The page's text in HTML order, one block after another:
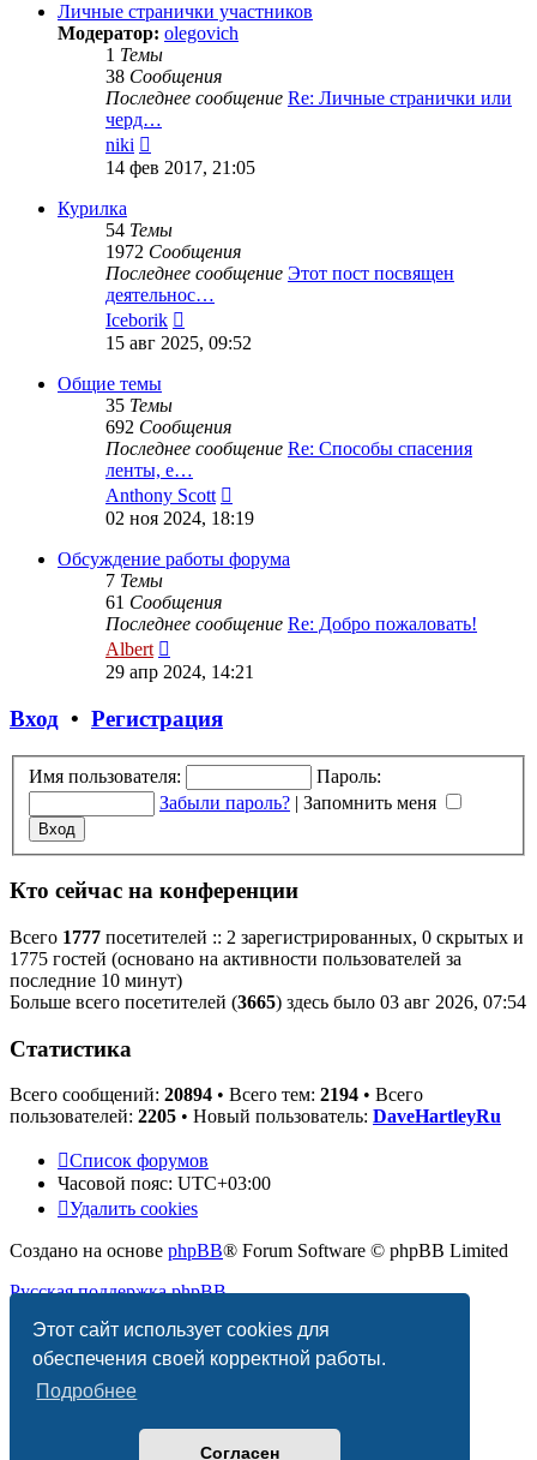
Этот сайт использует cookies для
обеспечения своей корректной работы.
Подробнее
Согласен
Личные странички участников
Модератор: olegovich
1 Темы
38 Сообщения
Последнее сообщение Re: Личные странички или
черд…
niki
к
14 фев 2017, 21:05
Курилка
54 Темы
1972 Сообщения
Последнее сообщение Этот пост посвящен
деятельнос…
Iceborik
к
15 авг 2025, 09:52
Общие темы
35 Темы
692 Сообщения
Последнее сообщение Re: Способы спасения
ленты, е…
Anthony Scott
к
сообщению
02 ноя 2024, 18:19
Обсуждение работы форума
7 Темы
61 Сообщения
Последнее сообщение Re: Добро пожаловать!
Albert
к
29 апр 2024, 14:21
Вход • Регистрация
Имя пользователя:
Пароль:
Забыли пароль? | Запомнить меня
Кто сейчас на конференции
Всего 1777 посетителей :: 2 зарегистрированных, 0 скрытых и
1775 гостей (основано на активности пользователей за
последние 10 минут)
Больше всего посетителей (3665) здесь было 03 авг 2026, 07:54
Статистика
Всего сообщений: 20894 • Всего тем: 2194 • Всего
пользователей: 2205 • Новый пользователь: DaveHartleyRu
Список форумов
Часовой пояс: UTC+03:00
Удалить cookies
Создано на основе phpBB® Forum Software © phpBB Limited
Русская поддержка phpBB
Конфиденциальность |Правила